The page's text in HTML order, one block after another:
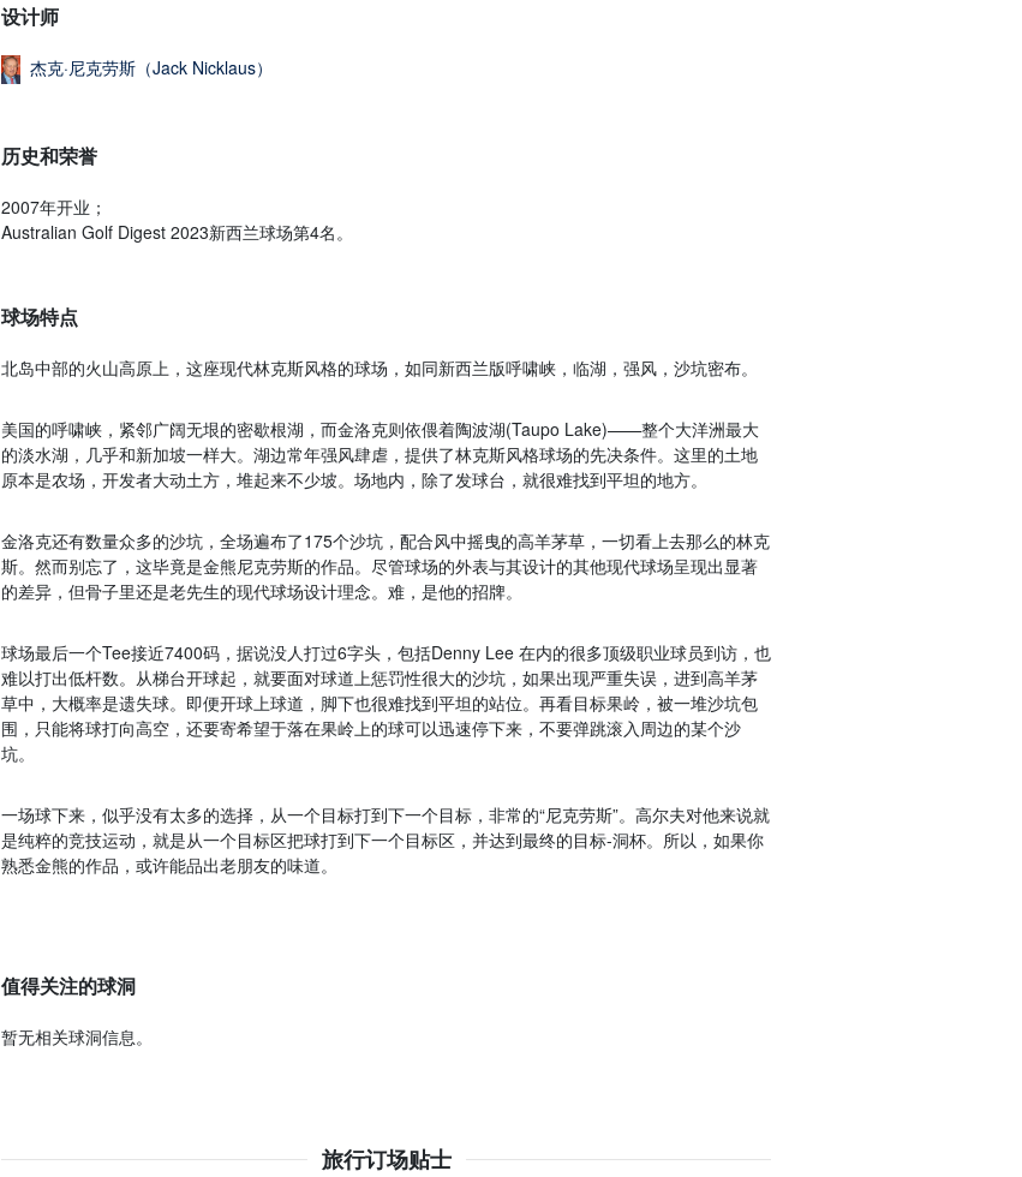
设计师
杰克·尼克劳斯（Jack Nicklaus）
历史和荣誉
2007年开业；
Australian Golf Digest 2023新西兰球场第4名。
球场特点
北岛中部的火山高原上，这座现代林克斯风格的球场，如同新西兰版呼啸峡，临湖，强风，沙坑密布。
美国的呼啸峡，紧邻广阔无垠的密歇根湖，而金洛克则依偎着陶波湖(Taupo Lake)——整个大洋洲最大
的淡水湖，几乎和新加坡一样大。湖边常年强风肆虐，提供了林克斯风格球场的先决条件。这里的土地
原本是农场，开发者大动土方，堆起来不少坡。场地内，除了发球台，就很难找到平坦的地方。
金洛克还有数量众多的沙坑，全场遍布了175个沙坑，配合风中摇曳的高羊茅草，一切看上去那么的林克
斯。然而别忘了，这毕竟是金熊尼克劳斯的作品。尽管球场的外表与其设计的其他现代球场呈现出显著
的差异，但骨子里还是老先生的现代球场设计理念。难，是他的招牌。
球场最后一个Tee接近7400码，据说没人打过6字头，包括Denny Lee 在内的很多顶级职业球员到访，也
难以打出低杆数。从梯台开球起，就要面对球道上惩罚性很大的沙坑，如果出现严重失误，进到高羊茅
草中，大概率是遗失球。即便开球上球道，脚下也很难找到平坦的站位。再看目标果岭，被一堆沙坑包
围，只能将球打向高空，还要寄希望于落在果岭上的球可以迅速停下来，不要弹跳滚入周边的某个沙
坑。
一场球下来，似乎没有太多的选择，从一个目标打到下一个目标，非常的“尼克劳斯”。高尔夫对他来说就
是纯粹的竞技运动，就是从一个目标区把球打到下一个目标区，并达到最终的目标-洞杯。所以，如果你
熟悉金熊的作品，或许能品出老朋友的味道。
值得关注的球洞
暂无相关球洞信息。
旅行订场贴士